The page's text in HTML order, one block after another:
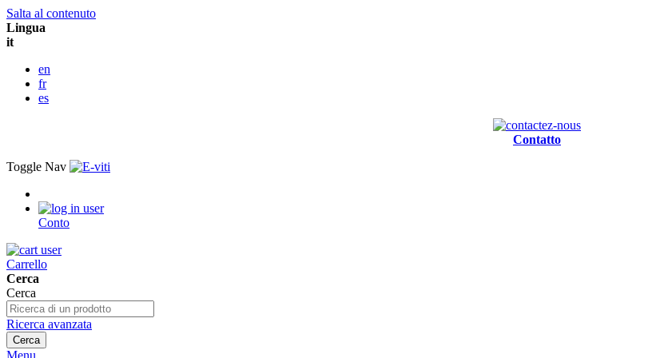
Salta al contenuto
Lingua
it
en
fr
es
Contatto
Toggle Nav
Conto
Carrello
Cerca
Cerca
Ricerca avanzata
Cerca
Menu